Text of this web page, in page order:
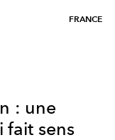
FRANCE
: une
fait sens